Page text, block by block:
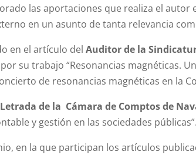
las aportaciones que realiza el autor
en un asunto de tanta relevancia
en el artículo del Auditor de la
su trabajo “Resonancias magnéticas.
de resonancias magnéticas en la
Letrada de la Cámara de Comptos de
y gestión en las sociedades públicas”.
en la que participan los artículos